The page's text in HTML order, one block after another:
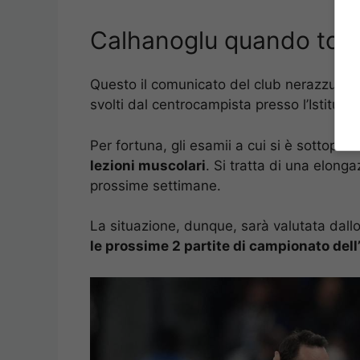
Calhanoglu quando
Questo il comunicato del club
svolti dal centrocampista presso
Per fortuna, gli esamii a cui si è
lezioni muscolari. Si tratta di una
prossime settimane.
La situazione, dunque, sarà valutata
le prossime 2 partite di campionato